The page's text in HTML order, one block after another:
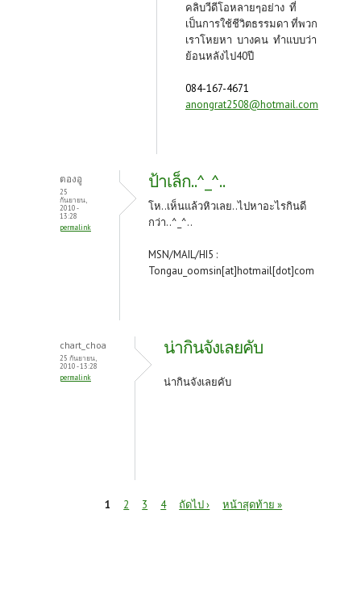
คลิบวีดีโอหลายๆอย่าง ที่
เป็นการใช้ชีวิตธรรมดา ที่พวก
เราโหยหา บางคน ทำแบบว่า
ย้อนหลังไป40ปี
084-167-4671
anongrat2508@hotmail.com
ตองอู
25
กันยายน,
2010 -
13:28
permalink
ป้าเล็ก..^_^..
โห..เห็นแล้วหิวเลย..ไปหาอะไรกินดี
กว่า..^_^..
MSN/MAIL/HI5 :
Tongau_oomsin[at]hotmail[dot]com
chart_choa
25 กันยายน,
2010 - 13:28
permalink
น่ากินจังเลยคับ
น่ากินจังเลยคับ
1 2 3 4 ถัดไป › หน้าสุดท้าย »